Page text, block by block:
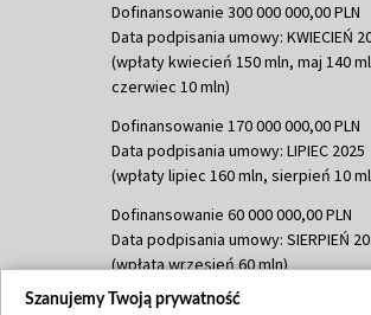
Dofinansowanie 300 000 000,00 PLN
Data podpisania umowy: KWIECIEŃ
(wpłaty kwiecień 150 mln, maj 140
czerwiec 10 mln)
Dofinansowanie 170 000 000,00 PLN
Data podpisania umowy: LIPIEC 2025
(wpłaty lipiec 160 mln, sierpień 10
Dofinansowanie 60 000 000,00 PLN
Data podpisania umowy: SIERPIEŃ
(wpłata wrzesień 60 mln)
Dofinansowanie 635 783 051,21 PLN
Szanujemy Twoją prywatność